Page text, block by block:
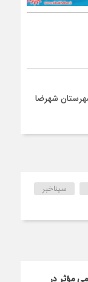
شهرضا
سیناخبر
مؤثر در